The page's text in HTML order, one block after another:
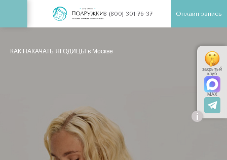
8 (800) 301-76-37 Онлайн-запись
КАК НАКАЧАТЬ ЯГОДИЦЫ в Москве
i
закрытый
клуб
MAX